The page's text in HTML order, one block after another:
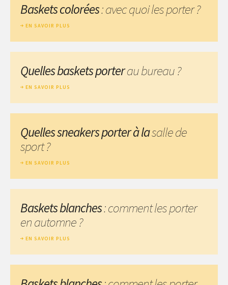
Baskets colorées: avec quoi les porter ?
EN SAVOIR PLUS
Quelles baskets porterau bureau ?
EN SAVOIR PLUS
Quelles sneakers porter à lasalle de
sport ?
EN SAVOIR PLUS
Baskets blanches: comment les porter
en automne ?
EN SAVOIR PLUS